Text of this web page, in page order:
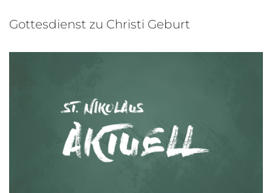
Gottesdienst zu Christi Geburt